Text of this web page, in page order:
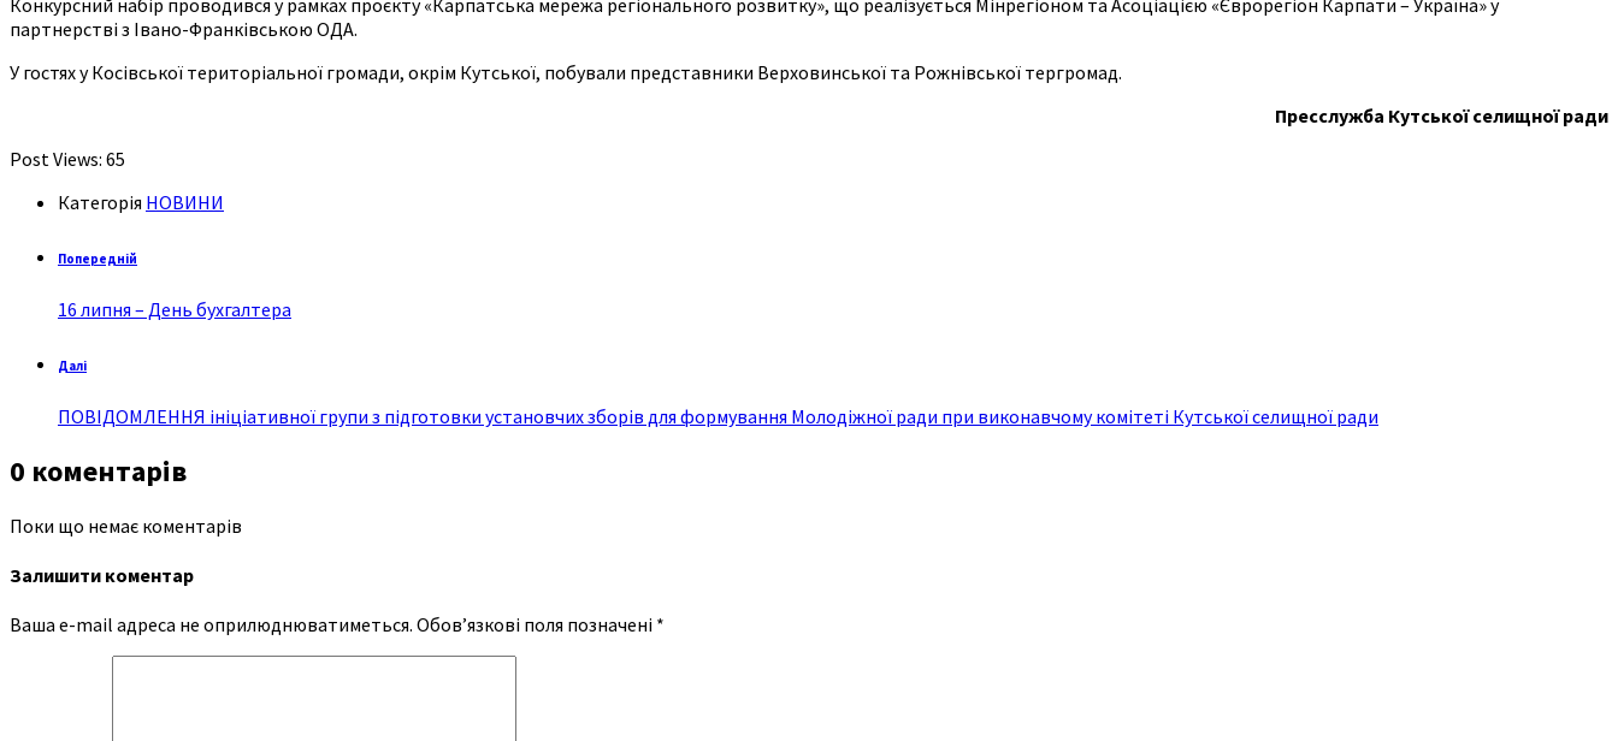
партнерстві з Івано-Франківською ОДА.
У гостях у Косівської територіальної громади, окрім Кутської, побували представники Верховинської та Рожнівської тергромад.
Пресслужба Кутської селищної ради
Post Views: 65
Категорія НОВИНИ
Попередній
16 липня – День бухгалтера
Далі
ПОВІДОМЛЕННЯ ініціативної групи з підготовки установчих зборів для формування Молодіжної ради при виконавчому комітеті Кутської селищної ради
0 коментарів
Поки що немає коментарів
Залишити коментар
Ваша e-mail адреса не оприлюднюватиметься. Обов’язкові поля позначені *